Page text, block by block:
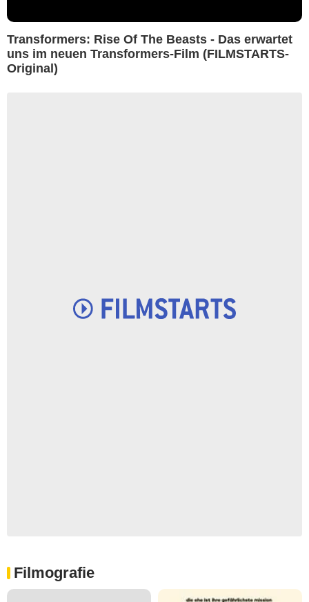
Transformers: Rise Of The Beasts - Das erwartet
uns im neuen Transformers-Film (FILMSTARTS-
Original)
Filmografie